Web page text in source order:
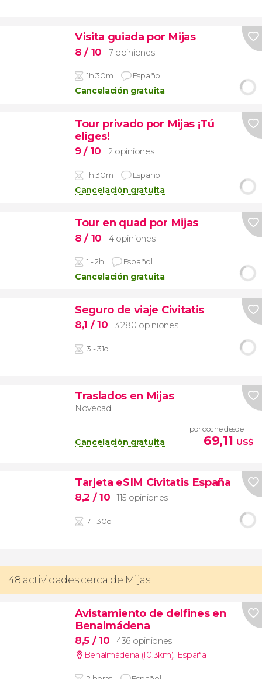
Visita guiada por Mijas
8/ 10 7 opiniones
1h 30m Español
Cancelación gratuita
Tour privado por Mijas ¡Tú
eliges!
9/ 10 2 opiniones
1h 30m Español
Cancelación gratuita
Tour en quad por Mijas
8/ 10 4 opiniones
1 - 2h Español
Cancelación gratuita
Seguro de viaje Civitatis
8,1 / 10 3.280 opiniones
3 - 31d
Traslados en Mijas
Novedad
Cancelación gratuita
por coche desde
69,11 US$
Tarjeta eSIM Civitatis España
8,2 / 10 115 opiniones
7 - 30d
48 actividades cerca de Mijas
Avistamiento de delfines en
Benalmádena
8,5 / 10
436 opiniones
Benalmádena (10.3km), España